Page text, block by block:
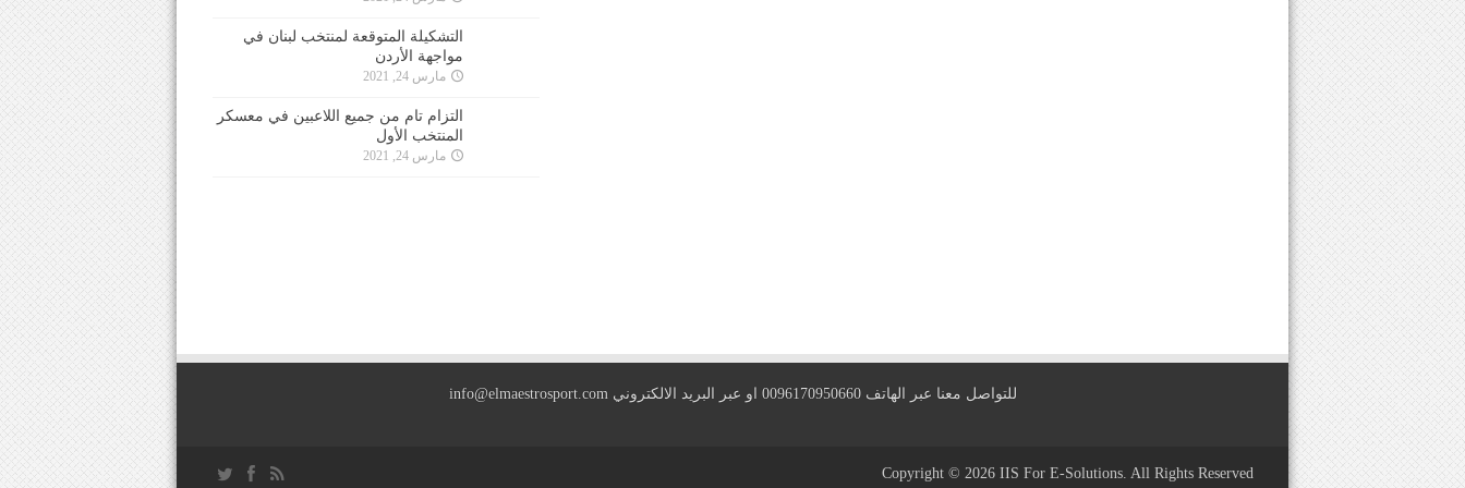
التشكيلة المتوقعة لمنتخب لبنان في
مواجهة الأردن
مارس 24, 2021
التزام تام من جميع اللاعبين في معسكر
المنتخب الأول
مارس 24, 2021
للتواصل معنا عبر الهاتف 0096170950660 او عبر البريد الالكتروني info@elmaestrosport.com
Copyright © 2026 IIS For E-Solutions. All Rights Reserved